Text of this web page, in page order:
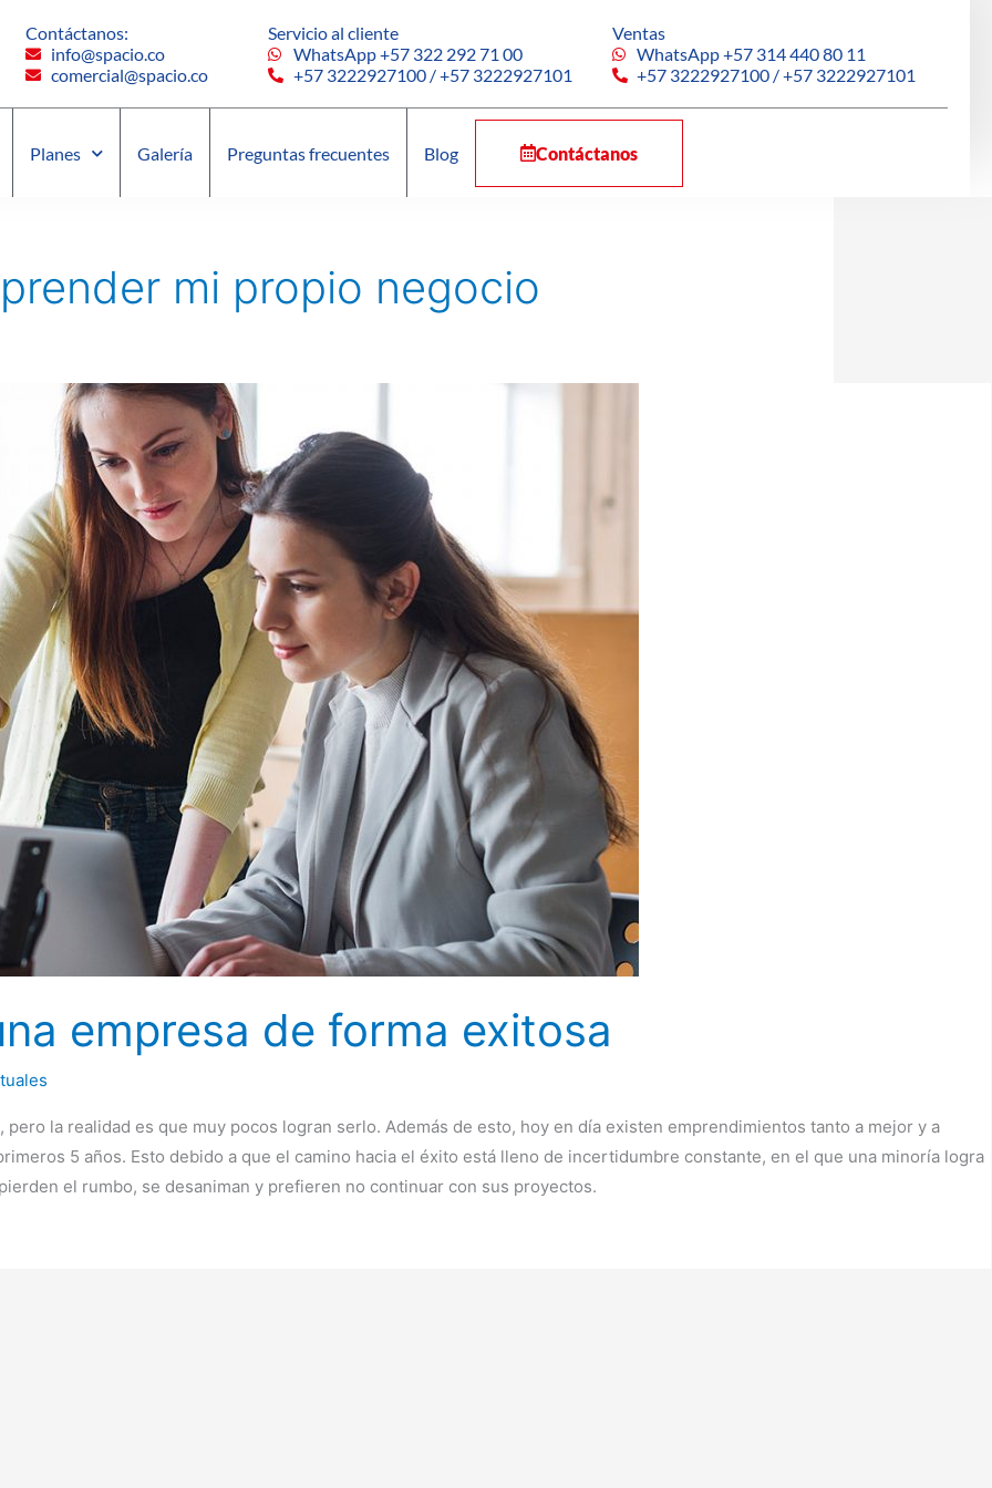
Contáctanos:
info@spacio.co
comercial@spacio.co
Servicio al cliente
WhatsApp +57 322 292 71 00
+57 3222927100 / +57 3222927101
Ventas
WhatsApp +57 314 440 80 11
+57 3222927100 / +57 3222927101
Planes Galería Preguntas frecuentes Blog Contáctanos
mi propio negocio
empresa de forma exitosa
la realidad es que muy pocos logran serlo. Además de esto, hoy en día existen emprendimientos tanto a mejor y a
5 años. Esto debido a que el camino hacia el éxito está lleno de incertidumbre constante, en el que una minoría logra
el rumbo, se desaniman y prefieren no continuar con sus proyectos.